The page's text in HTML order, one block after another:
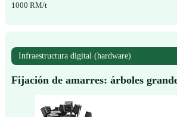
1000 RM/t
Infraestructura digital (hardware)
Fijación de amarres: árboles